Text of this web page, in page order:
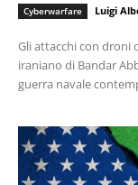
Cyberwarfare Luigi
Gli attacchi con droni
iraniano di Bandar
guerra navale